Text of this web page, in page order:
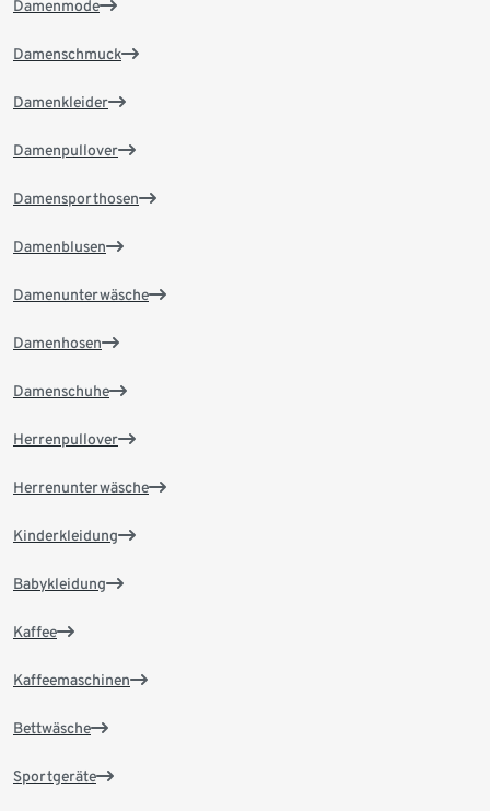
Damenmode
Damenschmuck
Damenkleider
Damenpullover
Damensporthosen
Damenblusen
Damenunterwäsche
Damenhosen
Damenschuhe
Herrenpullover
Herrenunterwäsche
Kinderkleidung
Babykleidung
Kaffee
Kaffeemaschinen
Bettwäsche
Sportgeräte